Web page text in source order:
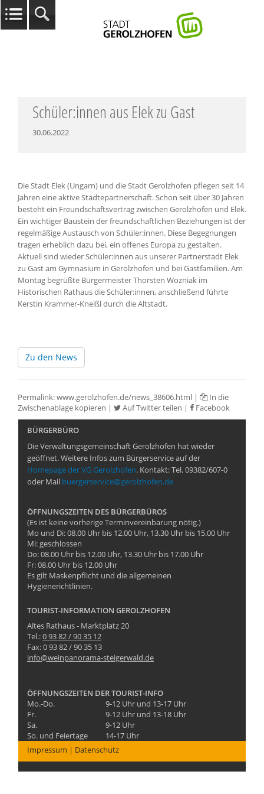
Schüler:innen aus Elek zu Gast
30.06.2022
Die Stadt Elek (Ungarn) und die Stadt Gerolzhofen pflegen seit 14
Jahren eine aktive Städtepartnerschaft. Schon seit über 30 Jahren
besteht ein Freundschaftsvertrag zwischen Gerolzhofen und Elek.
Ein wichtiger Baustein der freundschaftlichen Beziehungen ist der
regelmäßige Austausch von Schüler:innen. Diese Begegnungen
tragen erheblich dazu bei, ein offenes Europa zu gestalten.
Aktuell sind wieder Schüler:innen aus unserer Partnerstadt Elek
zu Gast am Gymnasium in Gerolzhofen und bei Gastfamilien. Am
Montag begrüßte Bürgermeister Thorsten Wozniak im
Historischen Rathaus die Schüler:innen, anschließend führte
Kerstin Krammer-Kneißl durch die Altstadt.
Zu den News
Permalink:www.gerolzhofen.de/news_38606.html |
In die
Zwischenablage kopieren | Auf Twitter teilen | Facebook
BÜRGERBÜRO
Die Verwaltungsgemeinschaft Gerolzhofen hat wieder
geöffnet. Weitere Infos zum Bürgerservice auf der
Homepage der VG Gerolzhofen. Kontakt: Tel. 09382/607-0
oder Mail buergerservice@gerolzhofen.de
ÖFFNUNGSZEITEN DES BÜRGERBÜROS
(Es ist keine vorherige Terminvereinbarung nötig.)
Mo und Di: 08.00 Uhr bis 12.00 Uhr, 13.30 Uhr bis 15.00 Uhr
Mi: geschlossen
Do: 08.00 Uhr bis 12.00 Uhr, 13.30 Uhr bis 17.00 Uhr
Fr: 08.00 Uhr bis 12.00 Uhr
Es gilt Maskenpflicht und die allgemeinen
Hygienerichtlinien.
TOURIST-INFORMATION GEROLZHOFEN
Altes Rathaus - Marktplatz 20
Tel.:0 93 82 / 90 35 12
Fax: 0 93 82 / 90 35 13
info@weinpanorama-steigerwald.de
ÖFFNUNGSZEITEN DER TOURIST-INFO
Mo.-Do.
9-12 Uhr und 13-17 Uhr
Fr.
9-12 Uhr und 13-18 Uhr
Sa.
9-12 Uhr
So. und Feiertage
14-17 Uhr
Impressum | Datenschutz